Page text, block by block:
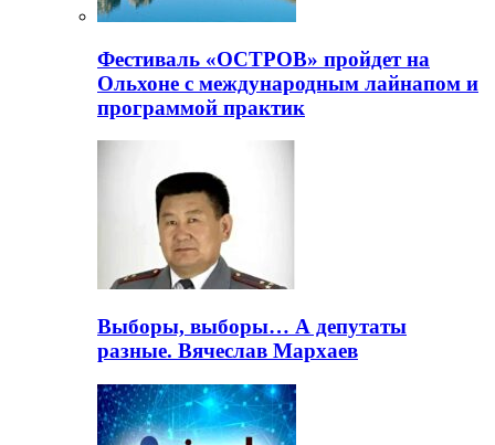
Фестиваль «ОСТРОВ» пройдет на
Ольхоне с международным лайнапом и
программой практик
Выборы, выборы… А депутаты
разные. Вячеслав Мархаев